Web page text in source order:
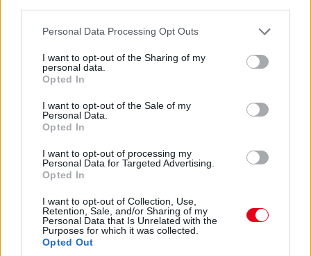
Please note that this website/app uses one or more Google
not limited to your visit or usage behaviour. You may click to
grant or deny consent to Google and its third-party tags to
use your data for below specified purposes in below Google
consent section.
Personal Data Processing Opt Outs
I want to opt-out of the Sharing of my
personal data.
Opted In
I want to opt-out of the Sale of my
Personal Data.
Opted In
I want to opt-out of processing my
Personal Data for Targeted Advertising.
Opted In
I want to opt-out of Collection, Use,
Retention, Sale, and/or Sharing of my
Personal Data that Is Unrelated with the
Purposes for which it was collected.
Opted Out
Itt a dráma! A turbópékek kapnak egy áthajtásos
gyorshajtása nagyon sokba kerül. Massonék, a VDS Panis
Kulcsfontosságú pillanat: egy körrel Kubica után
bokszban a #6-os és bokszban az #50-es! Mindkettő tankolt,
Kubica viszont előttük frissebb gumin!
cserélnek a #83-ason, de Kubica marad az autóban. A #6-os
és az #50-es a következő körben jön, az #51-es később.